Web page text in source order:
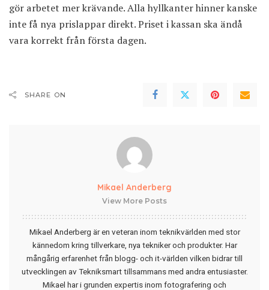
gör arbetet mer krävande. Alla hyllkanter hinner kanske
inte få nya prislappar direkt. Priset i kassan ska ändå
vara korrekt från första dagen.
SHARE ON
Mikael Anderberg
View More Posts
Mikael Anderberg är en veteran inom teknikvärlden med stor
kännedom kring tillverkare, nya tekniker och produkter. Har
mångårig erfarenhet från blogg- och it-världen vilken bidrar till
utvecklingen av Tekniksmart tillsammans med andra entusiaster.
Mikael har i grunden expertis inom fotografering och